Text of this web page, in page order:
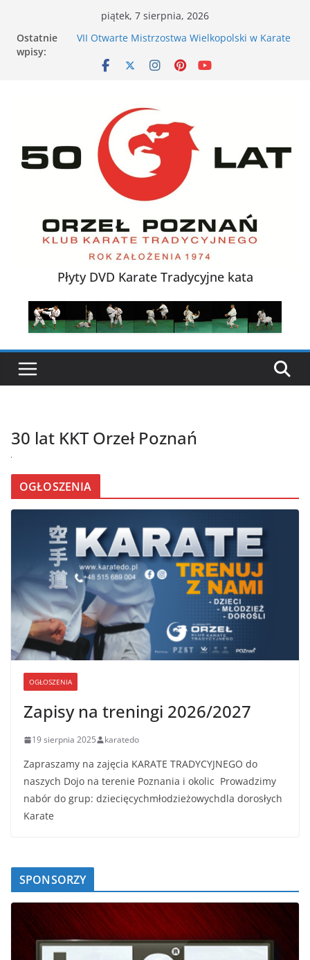
treści
piątek, 7 sierpnia, 2026
Ostatnie
wpisy:
VII Otwarte Mistrzostwa Wielkopolski w Karate
XXVI Ogólnopolski Puchar Dzieci w Karate
buduje pewność siebie
Karate dla energicznego dziecka – dlaczego to
działa
XXXVII Mistrzostwa Polski w Karate
Tradycyjnym
Płyty DVD Karate Tradycyjne kata
30 lat KKT Orzeł Poznań
OGŁOSZENIA
OGŁOSZENIA
Zapisy na treningi 2026/2027
19 sierpnia 2025 karatedo
Zapraszamy na zajęcia KARATE TRADYCYJNEGO do
naszych Dojo na terenie Poznania i okolic Prowadzimy
nabór do grup: dziecięcychmłodzieżowychdla dorosłych
Karate
SPONSORZY